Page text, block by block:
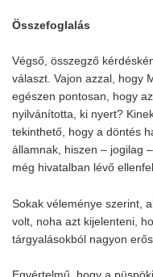
Összefoglalás
Végső, összegző
választ. Vajon azzal, hogy
egészen pontosan, hogy
nyilvánította, ki nyert?
tekinthető, hogy a döntés
államnak, hiszen – jogilag
még hivatalban lévő
Sokak véleménye szerint,
volt, noha azt kijelenteni,
tárgyalásokból nagyon